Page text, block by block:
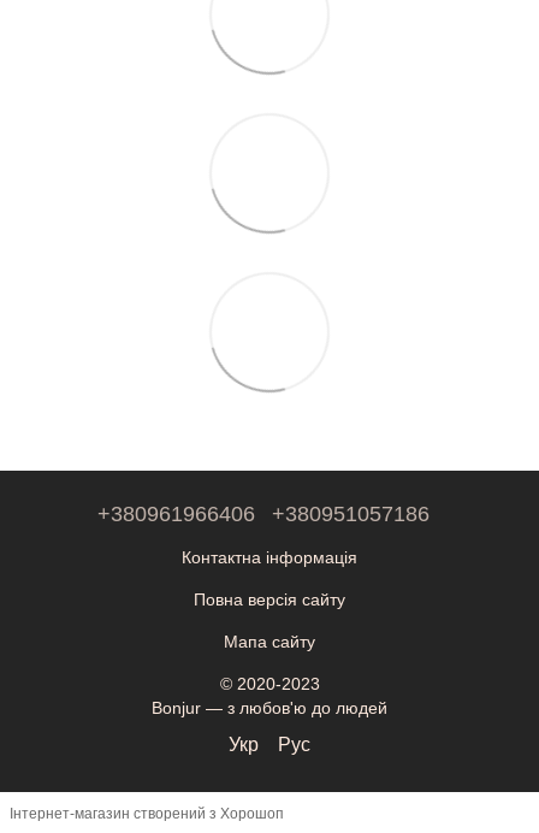
+380961966406 +380951057186
Контактна інформація
Повна версія сайту
Мапа сайту
© 2020-2023
Bonjur — з любов'ю до людей
Укр Рус
Інтернет-магазин створений з Хорошоп